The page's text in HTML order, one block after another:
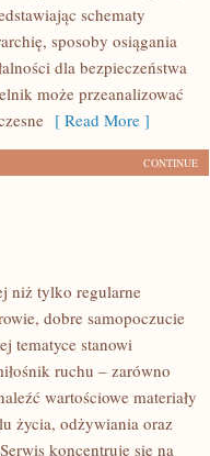
schematy
sposoby osiągania
dla bezpieczeństwa
może przeanalizować
[ Read More ]
CONTINUE
niż tylko regularne
dobre samopoczucie
tematyce stanowi
ruchu – zarówno
wartościowe materiały
życia, odżywiania oraz
koncentruje się na